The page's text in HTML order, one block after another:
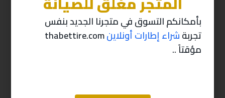
منتجات ذات صله
-10%
بأمكانكم التسوق في متجرنا الجديد بنفس
تجربةشراء إطارات أونلاينthabettire.com
مؤقتاً ..